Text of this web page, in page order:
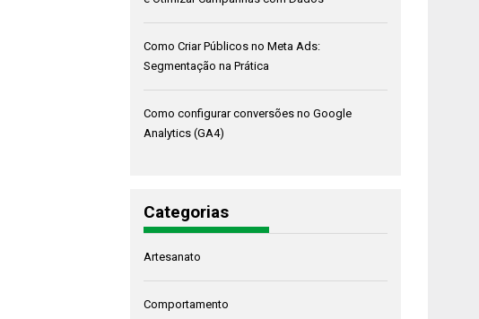
Como Criar Públicos no Meta Ads:
Segmentação na Prática
Como configurar conversões no Google
Analytics (GA4)
Categorias
Artesanato
Comportamento